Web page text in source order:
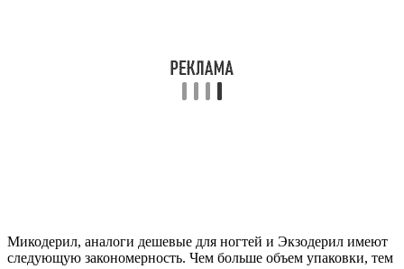
Микодерил, аналоги дешевые для ногтей и Экзодерил имеют
следующую закономерность. Чем больше объем упаковки, тем